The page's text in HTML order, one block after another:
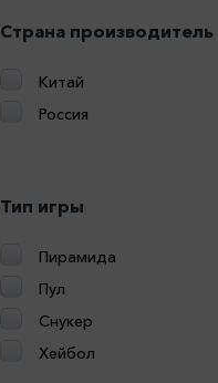
Страна производитель
Китай
Россия
Тип игры
Пирамида
Пул
Снукер
Хейбол